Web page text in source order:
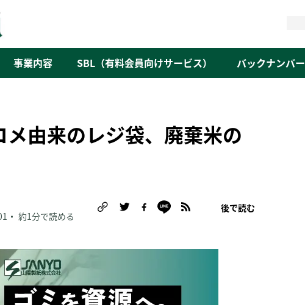
事業内容 SBL（有料会員向けサービス） バックナンバー
由来のレジ袋、廃棄米の
約1分で読める
後で読む